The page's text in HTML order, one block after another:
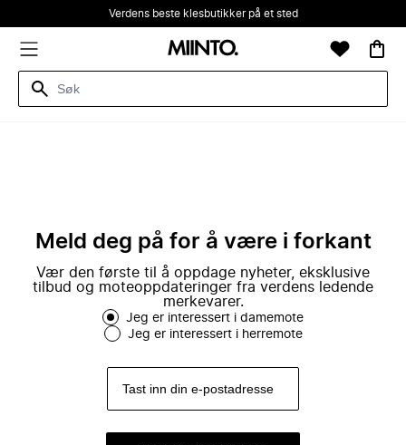
Verdens beste klesbutikker på et sted
Meld deg på for å være i forkant
Vær den første til å oppdage nyheter, eksklusive
tilbud og moteoppdateringer fra verdens ledende
merkevarer.
Jeg er interessert i damemote
Jeg er interessert i herremote